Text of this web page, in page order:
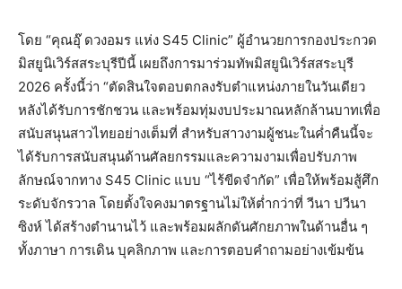
โดย “คุณอุ๊ ดวงอมร​ แห่ง​ S45 Clinic” ผู้อำนวยการกองประกวด
มิสยูนิเวิร์สสระบุรี​ปีนี้ เผยถึงการมาร่วมทัพ​มิสยูนิ​เวิร์ส​สระบุรี​
2026​ ครั้งนี้ว่า “ตัดสินใจตอบตกลงรับตำแหน่งภายในวันเดียว
หลังได้รับการชักชวน และพร้อมทุ่มงบประมาณหลักล้านบาทเพื่อ
สนับสนุนสาวไทยอย่างเต็มที่ สำหรับสาวงามผู้ชนะในค่ำคืนนี้จะ
ได้รับการสนับสนุนด้านศัลยกรรมและความงามเพื่อปรับภาพ
ลักษณ์จากทาง S45 Clinic แบบ “ไร้ขีดจำกัด” เพื่อให้พร้อมสู้ศึก
ระดับจักรวาล โดยตั้งใจคงมาตรฐานไม่ให้ต่ำกว่าที่​ วีนา​ ปวีนา​
ซิงห์​ ได้สร้างตำนานไว้ และพร้อมผลักดันศักยภาพในด้านอื่น ๆ
ทั้งภาษา การเดิน บุคลิกภาพ และการตอบคำถามอย่างเข้มข้น